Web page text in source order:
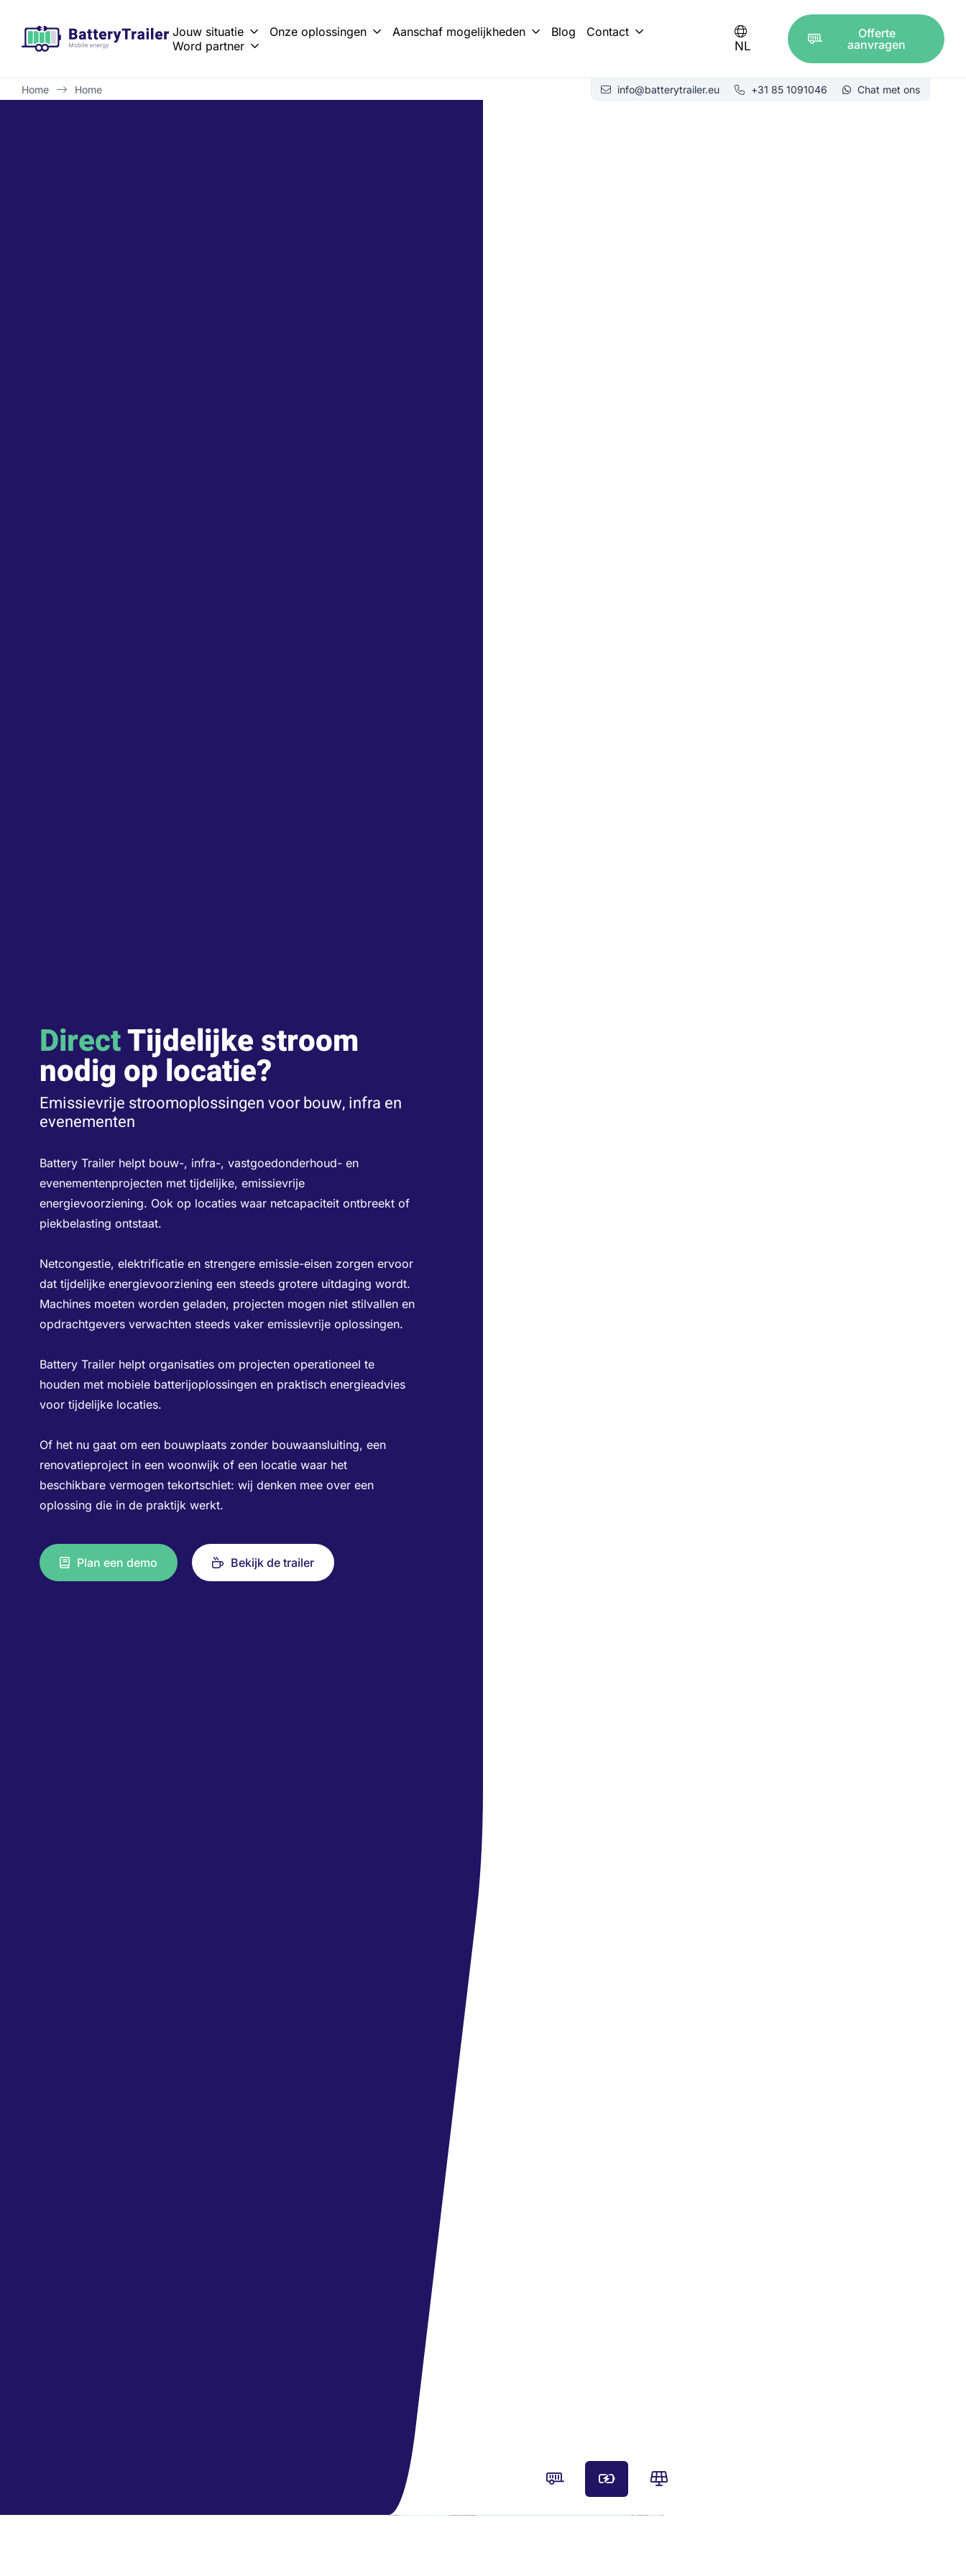
Jouw situatie Onze oplossingen Aanschaf mogelijkheden Blog
Contact
Word partner
NL
Offerte
aanvragen
info@batterytrailer.eu +31 85 1091046 Chat met ons
Home Home
DirectTijdelijke stroom
nodig op locatie?
Emissievrije stroomoplossingen voor bouw, infra en
evenementen
Battery Trailer helpt bouw-, infra-, vastgoedonderhoud- en
evenementenprojecten met tijdelijke, emissievrije
energievoorziening. Ook op locaties waar netcapaciteit ontbreekt of
piekbelasting ontstaat.
Netcongestie, elektrificatie en strengere emissie-eisen zorgen ervoor
dat tijdelijke energievoorziening een steeds grotere uitdaging wordt.
Machines moeten worden geladen, projecten mogen niet stilvallen en
opdrachtgevers verwachten steeds vaker emissievrije oplossingen.
Battery Trailer helpt organisaties om projecten operationeel te
houden met mobiele batterijoplossingen en praktisch energieadvies
voor tijdelijke locaties.
Of het nu gaat om een bouwplaats zonder bouwaansluiting, een
renovatieproject in een woonwijk of een locatie waar het
beschikbare vermogen tekortschiet: wij denken mee over een
oplossing die in de praktijk werkt.
Plan een demo Bekijk de trailer